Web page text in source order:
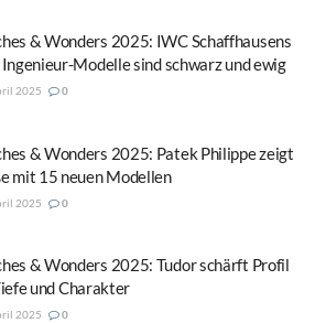
& Wonders 2025: IWC Schaffhausens
Ingenieur-Modelle sind schwarz und ewig
2025 0
& Wonders 2025: Patek Philippe zeigt
mit 15 neuen Modellen
2025 0
& Wonders 2025: Tudor schärft Profil
und Charakter
2025 0